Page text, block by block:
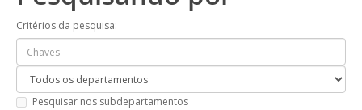
Critérios da pesquisa:
Pesquisar nos subdepartamentos